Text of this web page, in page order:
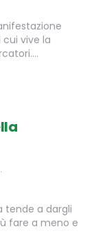
vive la
tende a dargli
fare a meno e